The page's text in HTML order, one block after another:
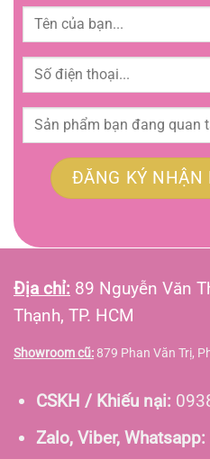
Địa chỉ: 89 Nguyễn Văn
Thạnh, TP. HCM
Showroom cũ: 879 Phan Văn Trị,
CSKH / Khiếu nại:
Zalo, Viber, Whatsapp: